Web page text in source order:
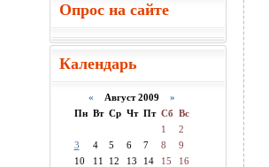
Опрос на сайте
Календарь
« Август 2009 »
Пн Вт Ср Чт Пт Сб Вс
1
2
3
4 5 6 7 8
9
10
11 12 13 14 15
16